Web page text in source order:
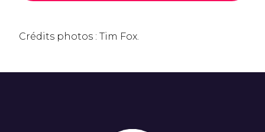
Crédits photos : Tim Fox.